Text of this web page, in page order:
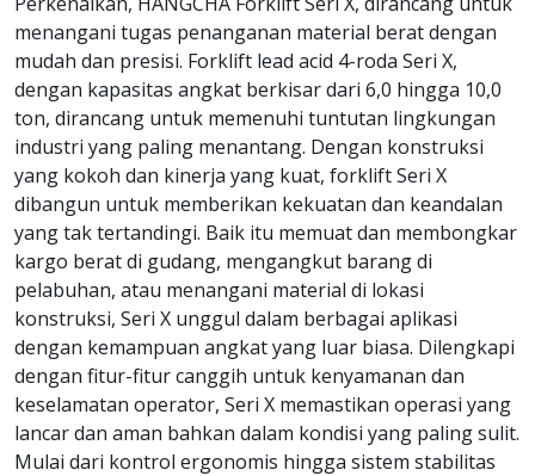
menangani tugas penanganan material berat dengan
mudah dan presisi. Forklift lead acid 4-roda Seri X,
dengan kapasitas angkat berkisar dari 6,0 hingga 10,0
ton, dirancang untuk memenuhi tuntutan lingkungan
industri yang paling menantang. Dengan konstruksi
yang kokoh dan kinerja yang kuat, forklift Seri X
dibangun untuk memberikan kekuatan dan keandalan
yang tak tertandingi. Baik itu memuat dan membongkar
kargo berat di gudang, mengangkut barang di
pelabuhan, atau menangani material di lokasi
konstruksi, Seri X unggul dalam berbagai aplikasi
dengan kemampuan angkat yang luar biasa. Dilengkapi
dengan fitur-fitur canggih untuk kenyamanan dan
keselamatan operator, Seri X memastikan operasi yang
lancar dan aman bahkan dalam kondisi yang paling sulit.
Mulai dari kontrol ergonomis hingga sistem stabilitas